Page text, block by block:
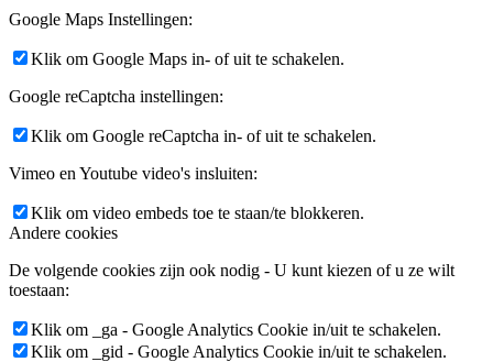
Google Maps Instellingen:
Klik om Google Maps in- of uit te schakelen.
Google reCaptcha instellingen:
Klik om Google reCaptcha in- of uit te schakelen.
Vimeo en Youtube video's insluiten:
Klik om video embeds toe te staan/te blokkeren.
Andere cookies
De volgende cookies zijn ook nodig - U kunt kiezen of u ze wilt
toestaan:
Klik om _ga - Google Analytics Cookie in/uit te schakelen.
Klik om _gid - Google Analytics Cookie in/uit te schakelen.